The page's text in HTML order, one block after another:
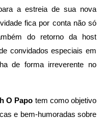
a estreia de sua nova
fica por conta não só
do retorno da host
convidados especiais em
de forma irreverente no
O Papo tem como objetivo
e bem-humoradas sobre